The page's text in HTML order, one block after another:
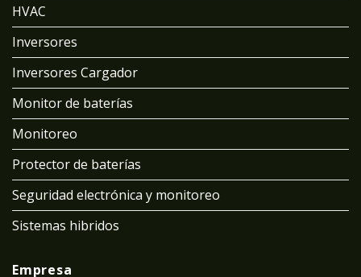
HVAC
Inversores
Inversores Cargador
Monitor de baterías
Monitoreo
Protector de baterías
Seguridad electrónica y monitoreo
Sistemas hibridos
Empresa